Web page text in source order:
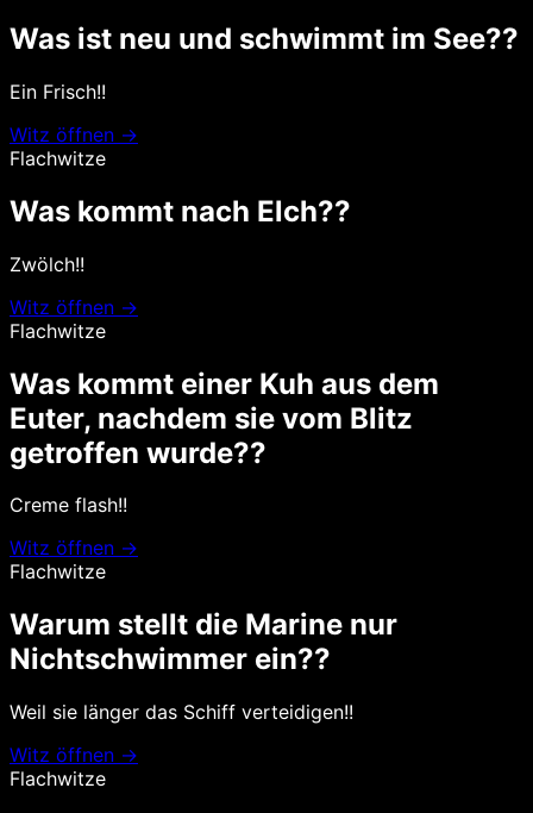
Was ist neu und schwimmt im See??
Ein Frisch!!
Witz öffnen →
Flachwitze
Was kommt nach Elch??
Zwölch!!
Witz öffnen →
Flachwitze
Was kommt einer Kuh aus dem
Euter, nachdem sie vom Blitz
getroffen wurde??
Creme flash!!
Witz öffnen →
Flachwitze
Warum stellt die Marine nur
Nichtschwimmer ein??
Weil sie länger das Schiff verteidigen!!
Witz öffnen →
Flachwitze